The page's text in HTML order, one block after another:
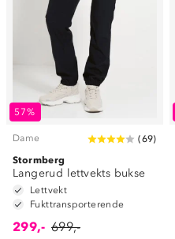
57%
Dame (69)
Stormberg
Langerud lettvekts bukse
Lettvekt
Fukttransporterende
299,- 699,-